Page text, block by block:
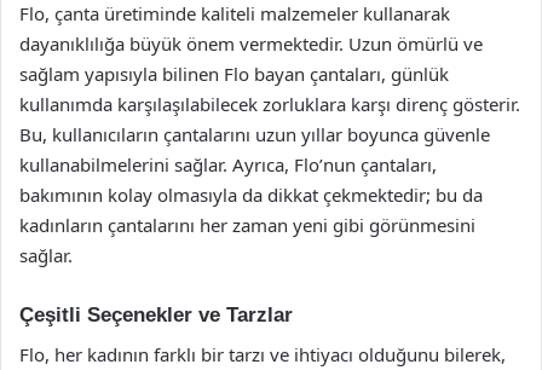
Flo, çanta üretiminde kaliteli malzemeler kullanarak
dayanıklılığa büyük önem vermektedir. Uzun ömürlü ve
sağlam yapısıyla bilinen Flo bayan çantaları, günlük
kullanımda karşılaşılabilecek zorluklara karşı direnç gösterir.
Bu, kullanıcıların çantalarını uzun yıllar boyunca güvenle
kullanabilmelerini sağlar. Ayrıca, Flo’nun çantaları,
bakımının kolay olmasıyla da dikkat çekmektedir; bu da
kadınların çantalarını her zaman yeni gibi görünmesini
sağlar.
Çeşitli Seçenekler ve Tarzlar
Flo, her kadının farklı bir tarzı ve ihtiyacı olduğunu bilerek,